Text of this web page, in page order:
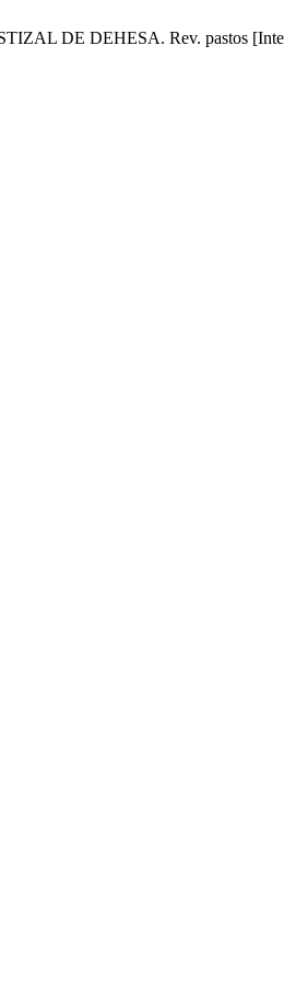
DE DEHESA. Rev. pastos